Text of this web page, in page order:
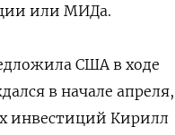
или МИДа.
США в ходе
в начале апреля,
инвестиций Кирилл